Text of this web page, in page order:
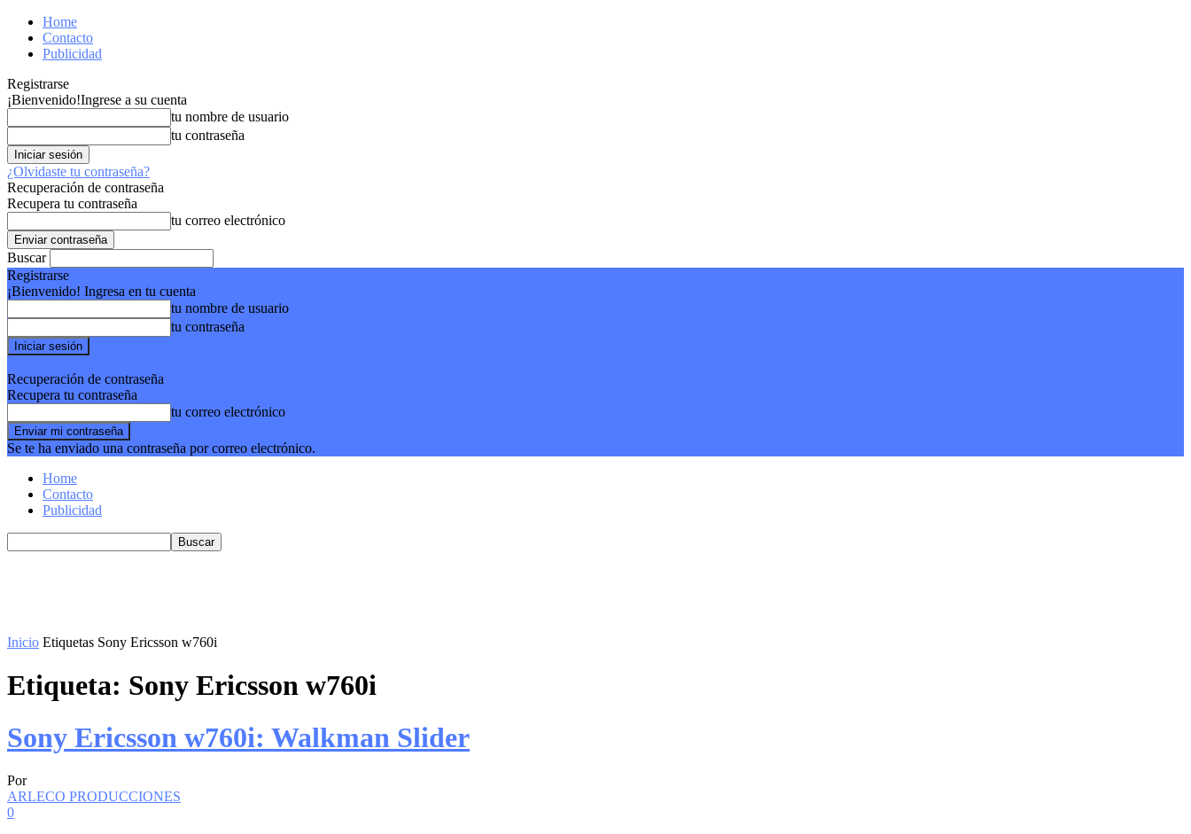
Home
Contacto
Publicidad
Registrarse
¡Bienvenido!Ingrese a su cuenta
tu nombre de usuario
tu contraseña
¿Olvidaste tu contraseña?
Recuperación de contraseña
Recupera tu contraseña
tu correo electrónico
Buscar
Registrarse
¡Bienvenido! Ingresa en tu cuenta
tu nombre de usuario
tu contraseña
Recuperación de contraseña
Recupera tu contraseña
tu correo electrónico
Se te ha enviado una contraseña por correo electrónico.
Home
Contacto
Publicidad
Inicio Etiquetas Sony Ericsson w760i
Etiqueta: Sony Ericsson w760i
Sony Ericsson w760i: Walkman Slider
Por
ARLECO PRODUCCIONES
0